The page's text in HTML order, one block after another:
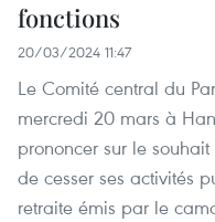
fonctions
20/03/2024 11:47
Le Comité central du
mercredi 20 mars à
prononcer sur le
de cesser ses activités
retraite émis par le